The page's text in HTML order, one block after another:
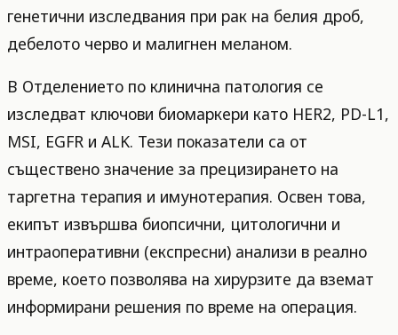
генетични изследвания при рак на белия дроб,
дебелото черво и малигнен меланом.
В Отделението по клинична патология се
изследват ключови биомаркери като HER2, PD-L1,
MSI, EGFR и ALK. Тези показатели са от
съществено значение за прецизирането на
таргетна терапия и имунотерапия. Освен това,
екипът извършва биопсични, цитологични и
интраоперативни (експресни) анализи в реално
време, което позволява на хирурзите да вземат
информирани решения по време на операция.